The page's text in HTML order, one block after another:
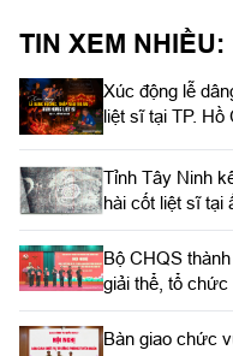
Bệnh viện Quân y 175 chủ
TIN XEM NHIỀU:
Xúc động lễ
liệt sĩ tại TP. Hồ
Tỉnh Tây Ninh
hài cốt liệt sĩ
Bộ CHQS
giải thể, tổ
Bàn giao chức